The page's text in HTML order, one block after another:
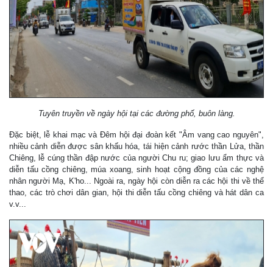
Tuyên truyền về ngày hội tại các đường phố, buôn làng.
Đặc biệt, lễ khai mạc và Đêm hội đại đoàn kết "Âm vang cao nguyên",
nhiều cảnh diễn được sân khấu hóa, tái hiện cảnh rước thần Lửa, thần
Chiêng, lễ cúng thần đập nước của người Chu ru; giao lưu ẩm thực và
diễn tấu cồng chiêng, múa xoang, sinh hoạt cộng đồng của các nghệ
nhân người Mạ, K'ho... Ngoài ra, ngày hội còn diễn ra các hội thi về thể
thao, các trò chơi dân gian, hội thi diễn tấu cồng chiêng và hát dân ca
v.v...